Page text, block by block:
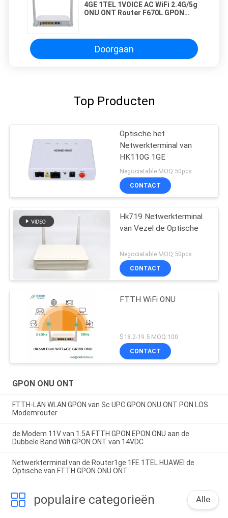
4GE 1TEL 1VOICE AC WiFi 2.4G/5g
ONU ONT Router F670L GPON
Doorgaan
Top Producten
Optische het
Netwerkterminal van
HK110G 1GE
Negociatable MOQ:50pcs
CONTACT
Hk719 Netwerkterminal
van Vezel de Optische
Negociatable MOQ:50pcs
CONTACT
FTTH WiFi ONU
$18.2-19.5 MOQ:100
CONTACT
GPON ONU ONT
FTTH-LAN WLAN GPON van Sc UPC GPON ONU ONT PON LOS
Modemrouter
de Modem 11V van 1.5A FTTH GPON EPON ONU aan de
Dubbele Band Wifi GPON ONT van 14VDC
Netwerkterminal van de Router1ge 1FE 1TEL HUAWEI de
Optische van FTTH GPON ONU ONT
populaire categorieën Alle